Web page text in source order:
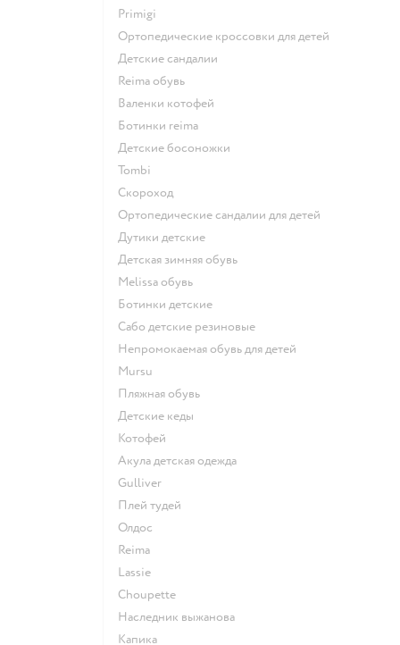
Primigi
Ортопедические кроссовки для детей
Детские сандалии
Reima обувь
Валенки котофей
Ботинки reima
Детские босоножки
Tombi
Скороход
Ортопедические сандалии для детей
Дутики детские
Детская зимняя обувь
Melissa обувь
Ботинки детские
Сабо детские резиновые
Непромокаемая обувь для детей
Mursu
Пляжная обувь
Детские кеды
Котофей
Акула детская одежда
Gulliver
Плей тудей
Олдос
Reima
Lassie
Choupette
Наследник выжанова
Капика